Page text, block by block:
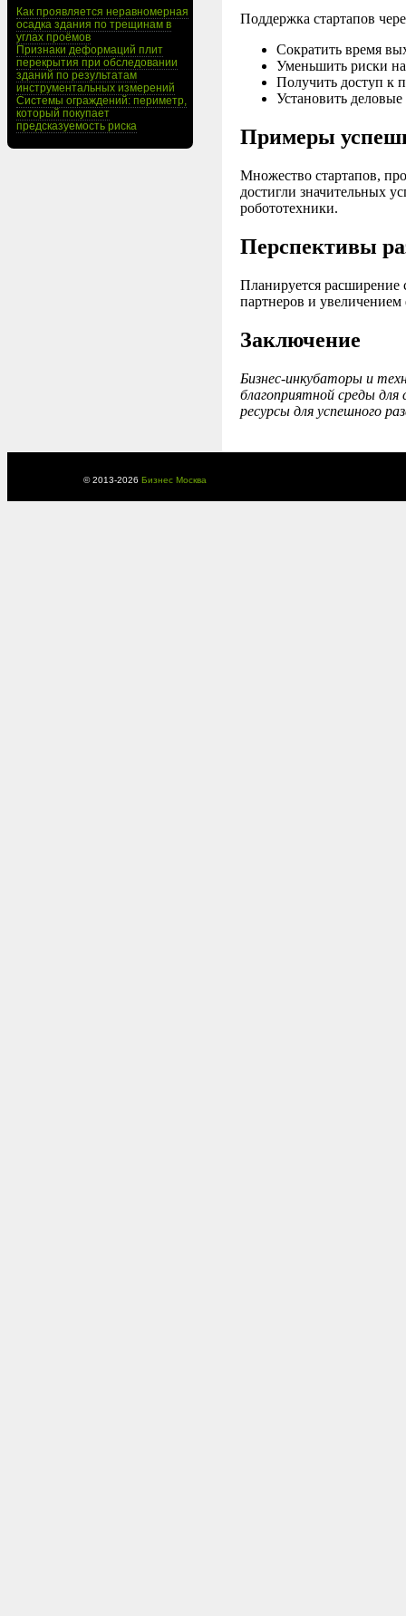
Как проявляется неравномерная
осадка здания по трещинам в
углах проёмов
Признаки деформаций плит
перекрытия при обследовании
зданий по результатам
инструментальных измерений
Системы ограждений: периметр,
который покупает
предсказуемость риска
Поддержка стартапов
Сократить время
Уменьшить риски на
Получить доступ к
Установить
Примеры
Множество стартапов,
достигли значительных
робототехники.
Перспективы
Планируется расширение
партнеров и
Заключение
Бизнес-инкубаторы и
благоприятной среды
ресурсы для успешного
© 2013-2026 Бизнес Москва